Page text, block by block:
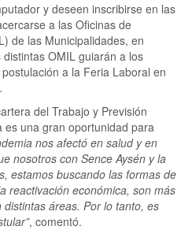
y deseen inscribirse en las
a las Oficinas de
de las Municipalidades, en
OMIL guiarán a los
a la Feria Laboral en
del Trabajo y Previsión
es una gran oportunidad para
nos afectó en salud y en
nosotros con Sence Aysén y la
estamos buscando las formas de
reactivación económica, son más
áreas. Por lo tanto, es
, comentó.